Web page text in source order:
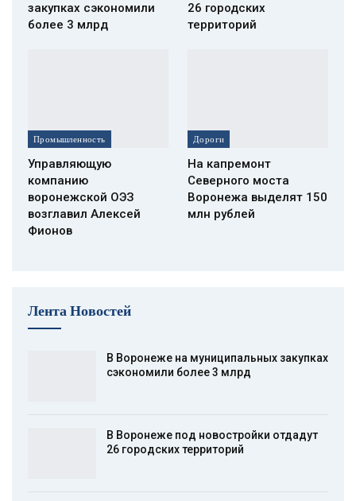
закупках сэкономили
более 3 млрд
26 городских
территорий
Промышленность
Управляющую
компанию
воронежской ОЭЗ
возглавил Алексей
Фионов
Дороги
На капремонт
Северного моста
Воронежа выделят 150
млн рублей
Лента Новостей
В Воронеже на муниципальных закупках
сэкономили более 3 млрд
В Воронеже под новостройки отдадут
26 городских территорий